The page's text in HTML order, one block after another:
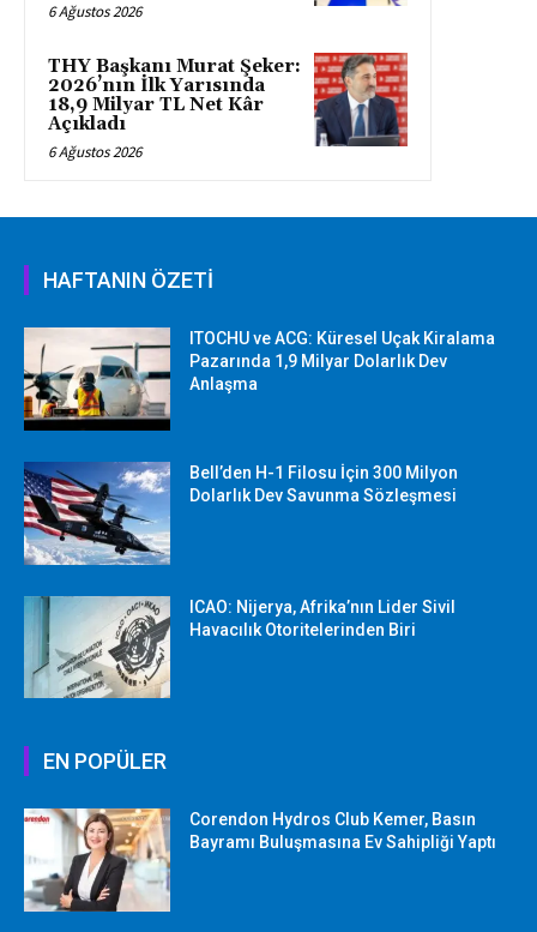
6 Ağustos 2026
THY Başkanı Murat Şeker:
2026’nın İlk Yarısında
18,9 Milyar TL Net Kâr
Açıkladı
6 Ağustos 2026
HAFTANIN ÖZETİ
ITOCHU ve ACG: Küresel Uçak Kiralama
Pazarında 1,9 Milyar Dolarlık Dev
Anlaşma
Bell’den H-1 Filosu İçin 300 Milyon
Dolarlık Dev Savunma Sözleşmesi
ICAO: Nijerya, Afrika’nın Lider Sivil
Havacılık Otoritelerinden Biri
EN POPÜLER
Corendon Hydros Club Kemer, Basın
Bayramı Buluşmasına Ev Sahipliği Yaptı